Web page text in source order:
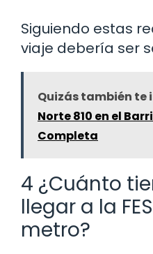
Siguiendo estas
viaje debería ser
Quizás también te
Norte 810 en el
Completa
4 ¿Cuánto
llegar a la
metro?